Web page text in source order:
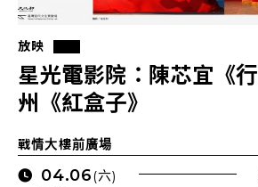
放映
星光電影院：陳芯宜《
州《紅盒子》
戰情大樓前廣場
04.06(六)